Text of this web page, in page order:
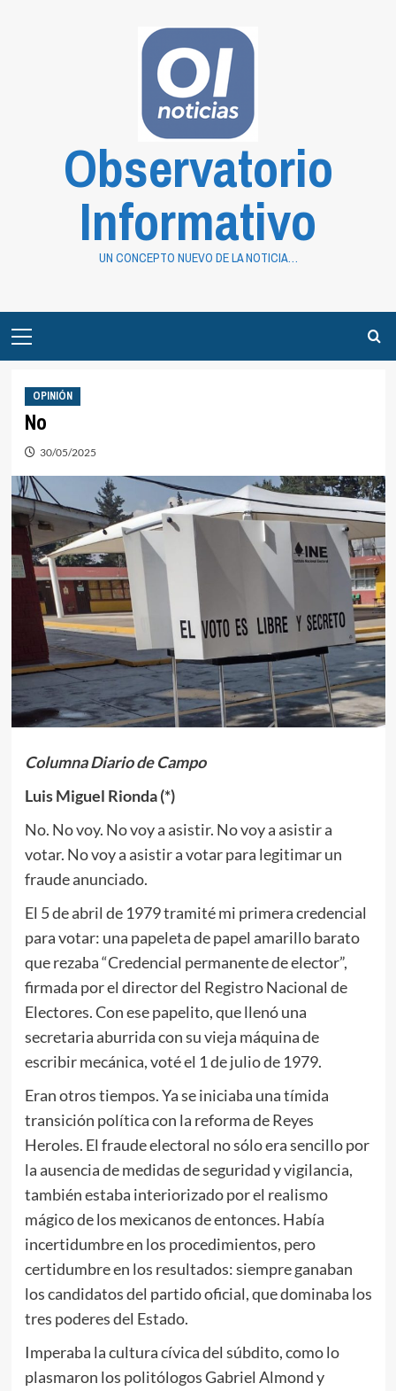
Observatorio
Informativo
UN CONCEPTO NUEVO DE LA NOTICIA…
Menu
OPINIÓN
No
30/05/2025
Columna Diario de Campo
Luis Miguel Rionda (*)
No. No voy. No voy a asistir. No voy a asistir a
votar. No voy a asistir a votar para legitimar un
fraude anunciado.
El 5 de abril de 1979 tramité mi primera credencial
para votar: una papeleta de papel amarillo barato
que rezaba “Credencial permanente de elector”,
firmada por el director del Registro Nacional de
Electores. Con ese papelito, que llenó una
secretaria aburrida con su vieja máquina de
escribir mecánica, voté el 1 de julio de 1979.
Eran otros tiempos. Ya se iniciaba una tímida
transición política con la reforma de Reyes
Heroles. El fraude electoral no sólo era sencillo por
la ausencia de medidas de seguridad y vigilancia,
también estaba interiorizado por el realismo
mágico de los mexicanos de entonces. Había
incertidumbre en los procedimientos, pero
certidumbre en los resultados: siempre ganaban
los candidatos del partido oficial, que dominaba los
tres poderes del Estado.
Imperaba la cultura cívica del súbdito, como lo
plasmaron los politólogos Gabriel Almond y